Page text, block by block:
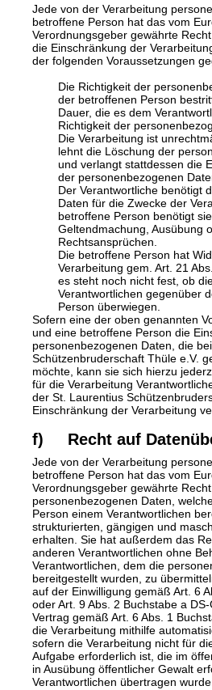
Jede von der Verarbeitung
betroffene Person hat das vom
Verordnungsgeber gewährte
die Einschränkung der
der folgenden Voraussetzungen
Die Richtigkeit der
der betroffenen Person
Dauer, die es dem
Richtigkeit der
Die Verarbeitung ist
lehnt die Löschung der
und verlangt stattdessen die
der personenbezogenen
Der Verantwortliche benötigt
Daten für die Zwecke der
betroffene Person benötigt
Geltendmachung, Ausübung
Rechtsansprüchen.
Die betroffene Person hat
Verarbeitung gem. Art. 21
es steht noch nicht fest, ob
Verantwortlichen gegenüber
Person überwiegen.
Sofern eine der oben genannten
und eine betroffene Person die
personenbezogenen Daten, die
Schützenbruderschaft Thüle e.V.
möchte, kann sie sich hierzu
für die Verarbeitung
der St. Laurentius
Einschränkung der Verarbeitung
f) Recht auf
Jede von der Verarbeitung
betroffene Person hat das vom
Verordnungsgeber gewährte
personenbezogenen Daten,
Person einem Verantwortlichen
strukturierten, gängigen und
erhalten. Sie hat außerdem das
anderen Verantwortlichen ohne
Verantwortlichen, dem die
bereitgestellt wurden, zu
auf der Einwilligung gemäß Art. 6
oder Art. 9 Abs. 2 Buchstabe a
Vertrag gemäß Art. 6 Abs. 1
die Verarbeitung mithilfe
sofern die Verarbeitung nicht für
Aufgabe erforderlich ist, die im
in Ausübung öffentlicher Gewalt
Verantwortlichen übertragen